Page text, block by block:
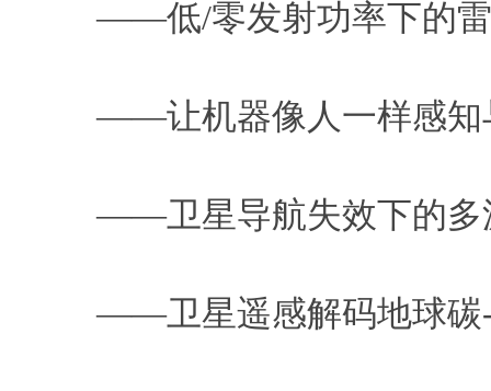
——低/零发射功率下的
——让机器像人一样感知
——卫星导航失效下的多
——卫星遥感解码地球碳